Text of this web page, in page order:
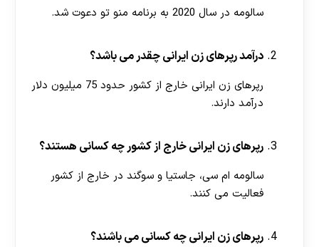
سالومه در سال 2020 به برنامه منو تو دعوت شد.
درآمد رپرهای زن ایرانی چقدر می باشد؟
رپرهای زن ایرانی خارج از کشور حدود 75 میلیون دلار
درآمد دارند.
رپرهای زن ایرانی خارج از کشور چه کسانی هستند؟
سالومه ام سی، جاستیا و سوگند در خارج از کشور
فعالیت می کنند.
رپرهای زن ایرانی چه کسانی می باشند؟